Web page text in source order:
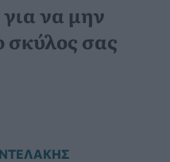
να μην
σκύλος σας